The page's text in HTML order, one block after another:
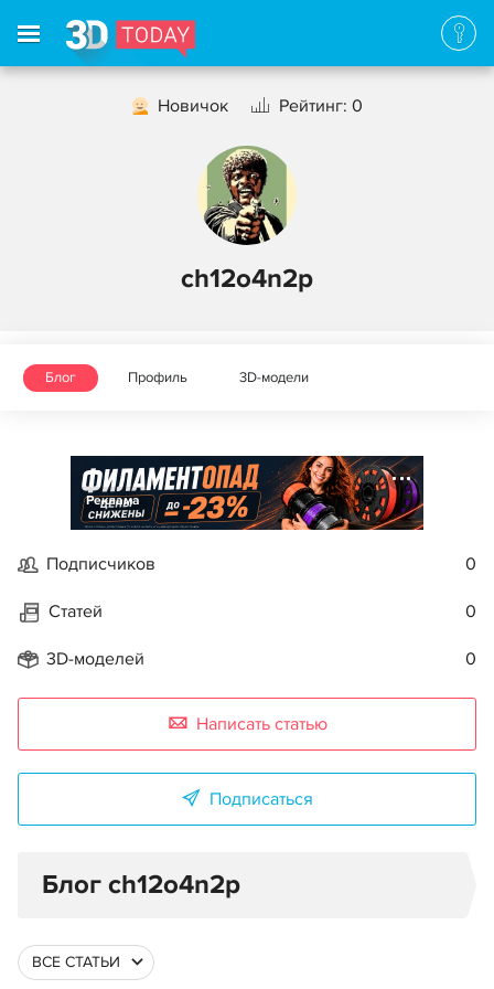
Новичок Рейтинг: 0
ch12o4n2p
Блог Профиль 3D-модели
Реклама
Подписчиков 0
Статей 0
3D-моделей 0
Написать статью
Подписаться
Блог ch12o4n2p
ВСЕ СТАТЬИ